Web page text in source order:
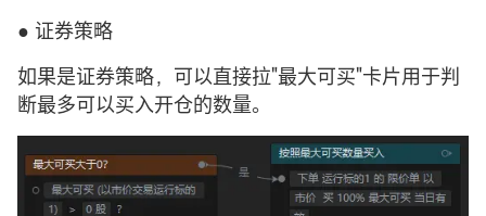
● 证券策略
如果是证券策略，可以直接拉"最大可买"卡片用于判
断最多可以买入开仓的数量。